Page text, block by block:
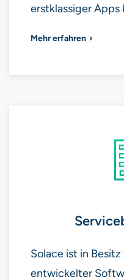
erstklassiger Apps
Mehr erfahren
Solace ist in
entwickelter